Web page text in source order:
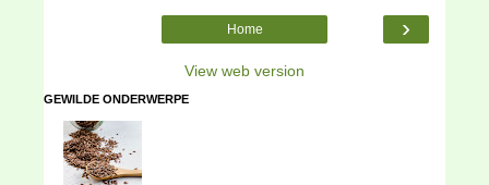
›
Home
View web version
GEWILDE ONDERWERPE